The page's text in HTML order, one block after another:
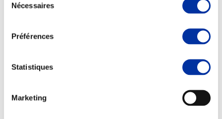
Nécessaires
Préférences
Statistiques
Marketing